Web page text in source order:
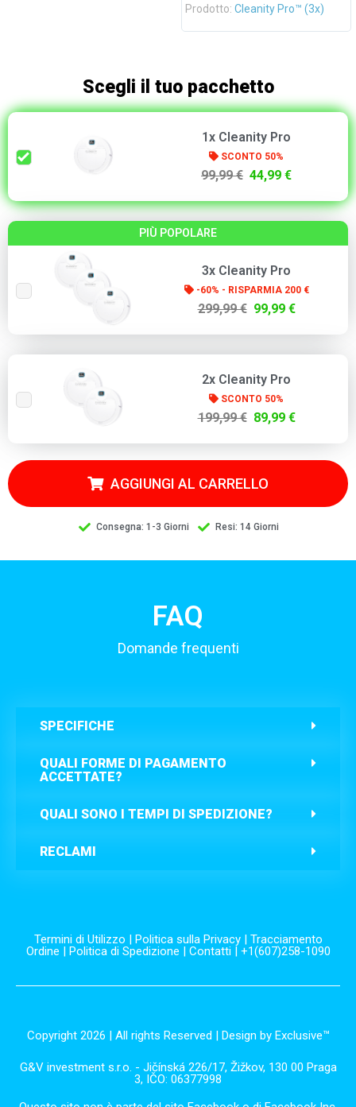
Prodotto: Cleanity Pro™ (3x)
Scegli il tuo pacchetto
1x Cleanity Pro
SCONTO 50%
99,99 € 44,99 €
PIÙ POPOLARE
3x Cleanity Pro
-60% - RISPARMIA 200 €
299,99 € 99,99 €
2x Cleanity Pro
SCONTO 50%
199,99 € 89,99 €
AGGIUNGI AL CARRELLO
Consegna: 1-3 Giorni Resi: 14 Giorni
FAQ
Domande frequenti
SPECIFICHE
QUALI FORME DI PAGAMENTO
ACCETTATE?
QUALI SONO I TEMPI DI SPEDIZIONE?
RECLAMI
Termini di Utilizzo | Politica sulla Privacy| Tracciamento
Ordine | Politica di Spedizione | Contatti| +1(607)258-1090
Copyright 2026 | All rights Reserved | Design by Exclusive™️
G&V investment s.r.o. - Jičínská 226/17, Žižkov, 130 00 Praga
3, IČO: 06377998